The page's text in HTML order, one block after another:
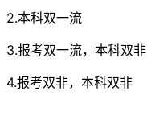
2.本科双一流
3.报考双一流，本科双非
4.报考双非，本科双非